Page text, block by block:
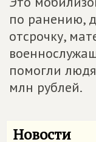
по ранению,
отсрочку,
помогли
млн рублей.
Новости